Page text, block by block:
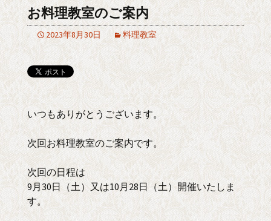
お料理教室のご案内
2023年8月30日 料理教室
いつもありがとうございます。
次回お料理教室のご案内です。
次回の日程は
9月30日（土）又は10月28日（土）開催いたしま
す。